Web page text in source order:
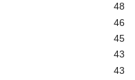
48
46
45
43
43